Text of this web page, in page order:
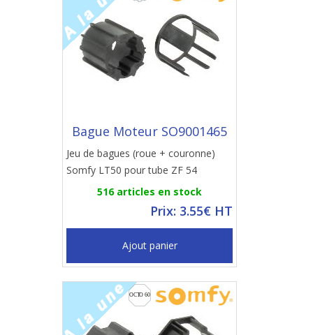
Bague Moteur SO9001465
Jeu de bagues (roue + couronne)
Somfy LT50 pour tube ZF 54
516 articles en stock
Prix: 3.55€ HT
Ajout panier